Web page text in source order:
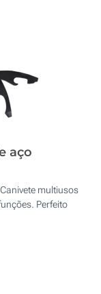
aço
multiusos
Perfeito